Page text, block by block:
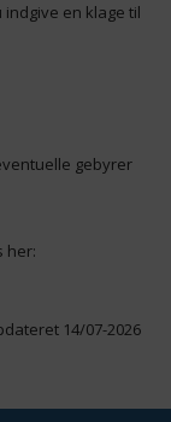
en klage til
gebyrer
her:
14/07-2026